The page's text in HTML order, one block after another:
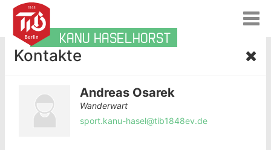
T
o
g
KANU HASELHORST
Kontakte
Andreas Osarek
Wanderwart
sport.kanu-hasel@tib1848ev.de